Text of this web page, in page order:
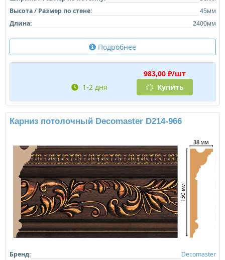
Высота / Размер по стене:
45мм
Длина:
2400мм
Подробнее
983,00 ₽/шт
1-2 дня
Купить
Карниз потолочный Decomaster D214-966
Бренд:
Decomaster